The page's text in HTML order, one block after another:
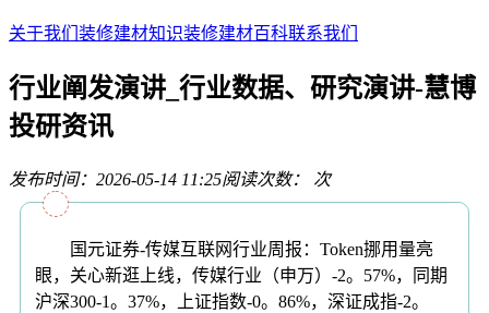
关于我们 装修建材知识装修建材百科联系我们
行业阐发演讲_行业数据、研究演讲-慧博
投研资讯
发布时间：2026-05-14 11:25阅读次数： 次
国元证券-传媒互联网行业周报：Token挪用量亮
眼，关心新逛上线，传媒行业（申万）-2。57%，同期
沪深300-1。37%，上证指数-0。86%，深证成指-2。